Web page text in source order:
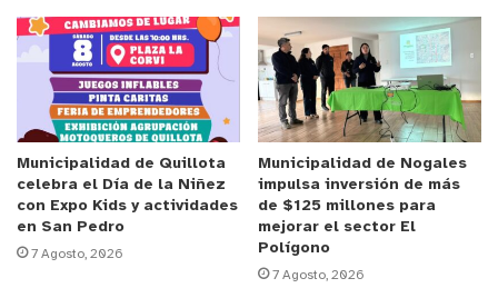
residencia familiar en la comuna de Cabildo,
mínima de 2 (dos) años, estar matriculado en una
carrera de Educación Superior, en Universidades,
Institutos Profesionales o Centros de Formación
Técnica, tener buen rendimiento académico y
tener una situación socioeconómica vulnerable.
Anuncio Patrocinado
Se entregarán 100 mil pesos para los estudiantes
universitarios, $80 mil para los de Institutos
Municipalidad de Quillota
celebra el Día de la Niñez
con Expo Kids y actividades
en San Pedro
7 Agosto, 2026
Municipalidad de Nogales
impulsa inversión de más
de $125 millones para
mejorar el sector El
Polígono
7 Agosto, 2026